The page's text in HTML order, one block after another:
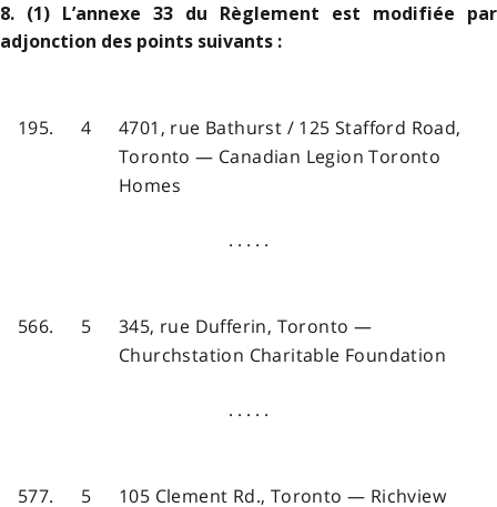
8. (1) L’annexe 33 du Règlement est modifiée par
adjonction des points suivants :
195. 4
4701, rue Bathurst / 125 Stafford Road,
Toronto — Canadian Legion Toronto
Homes
. . . . .
566. 5
345, rue Dufferin, Toronto —
Churchstation Charitable Foundation
. . . . .
577. 5
105 Clement Rd., Toronto — Richview